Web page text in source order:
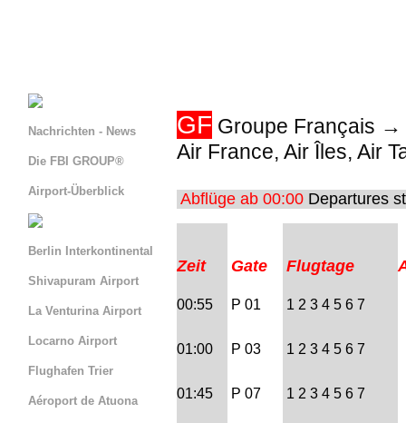
Nachrichten - News
Die FBI GROUP®
Airport-Überblick
Berlin Interkontinental
Shivapuram Airport
La Venturina Airport
Locarno Airport
Flughafen Trier
Aéroport de Atuona
GF Groupe Français →
Air France, Air Îles, Air
Abflüge ab 00:00 Departures
Zeit Gate Flugtage
00:55 P 01 1 2 3 4 5 6 7
01:00 P 03 1 2 3 4 5 6 7
01:45 P 07 1 2 3 4 5 6 7